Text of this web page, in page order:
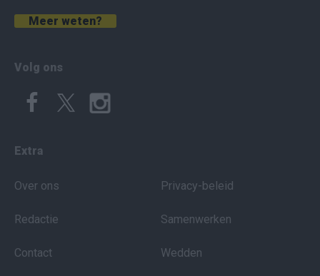
Meer weten?
Volg ons
Extra
Over ons
Redactie
Contact
Privacy-beleid
Samenwerken
Wedden